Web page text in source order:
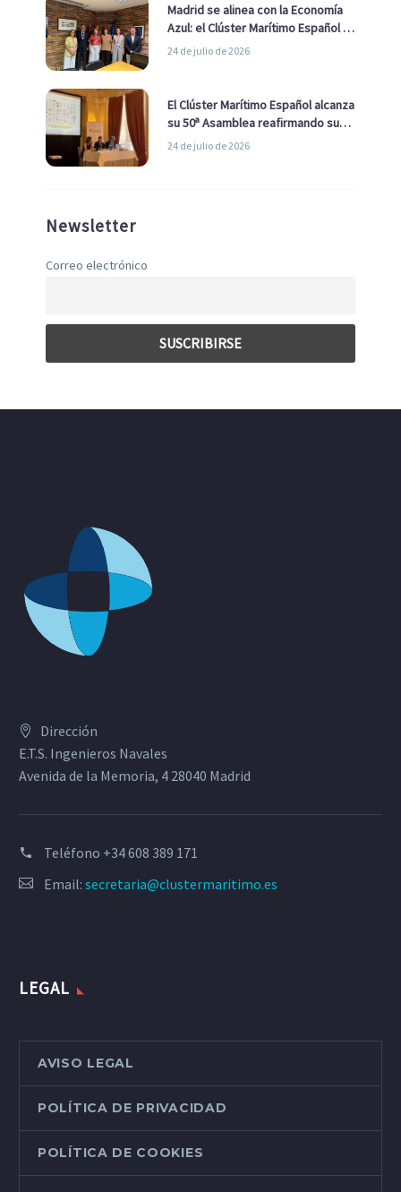
Madrid se alinea con la Economía
Azul: el Clúster Marítimo Español y
la Real Liga Naval avanzan alianzas
24 de julio de 2026
El Clúster Marítimo Español alcanza
su 50ª Asamblea reafirmando su
liderazgo en la Economía Azul
24 de julio de 2026
Newsletter
Correo electrónico
Dirección
E.T.S. Ingenieros Navales
Avenida de la Memoria, 4 28040 Madrid
Teléfono +34 608 389 171
Email: secretaria@clustermaritimo.es
LEGAL
AVISO LEGAL
POLÍTICA DE PRIVACIDAD
POLÍTICA DE COOKIES